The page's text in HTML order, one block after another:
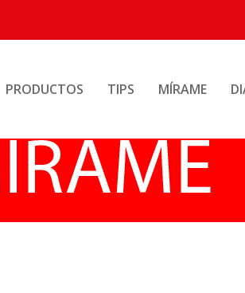
PRODUCTOS TIPS MÍRAME